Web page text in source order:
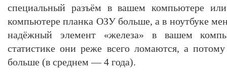
специальный разъём в вашем компьютере или
компьютере планка ОЗУ больше, а в ноутбуке
надёжный элемент «железа» в вашем
статистике они реже всего ломаются, а
больше (в среднем — 4 года).